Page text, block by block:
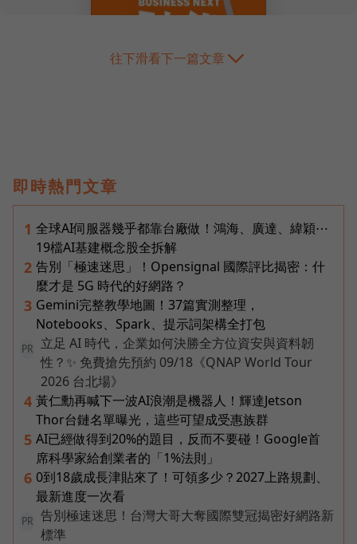
往下滑看下一篇文章
即時熱門文章
1 全球AI伺服器幾乎都靠台廠做！鴻海、廣達、緯穎⋯
19檔AI基建概念股全拆解
2 告別「極速迷思」！Opensignal 國際評比揭密：什
麼才是 5G 時代的好網路？
3 Gemini完整教學地圖！37篇實測整理，
Notebooks、Spark、提示詞架構全打包
PR
立足 AI 時代，企業如何決勝全方位資安與資料韌
性？✨ 免費搶先預約 09/18《QNAP World Tour
2026 台北場》
4 黃仁勳再喊下一波AI浪潮是機器人！輝達Jetson
Thor台鏈名單曝光，這些可望成受惠族群
5 AI已經做得到20%的題目，反而不要碰！Google首
席科學家給創業者的「1%法則」
6 0到18歲成長津貼來了！可領多少？2027上路規劃、
最新進度一次看
PR
告別極速迷思！台灣大哥大奪國際雙冠揭密好網路新
標準